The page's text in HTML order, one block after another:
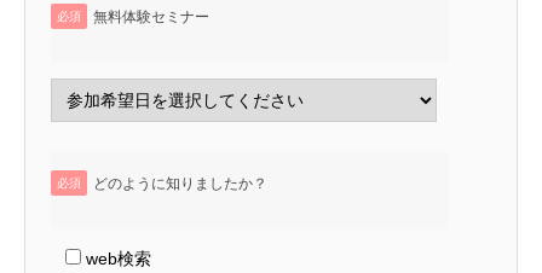
必須 無料体験セミナー
必須 どのように知りましたか？
web検索